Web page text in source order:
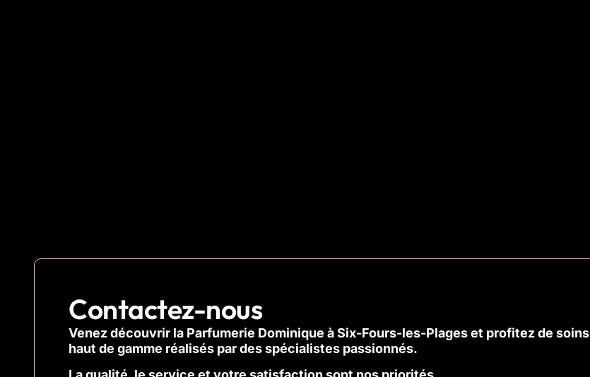
Contactez-nous
Venez découvrir la Parfumerie Dominique à Six-Fours-les-Plages et profitez de soins
haut de gamme réalisés par desspécialistes passionnés.